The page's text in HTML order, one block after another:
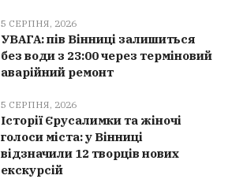
5 СЕРПНЯ, 2026
УВАГА: пів Вінниці залишиться
без води з 23:00 через терміновий
аварійний ремонт
5 СЕРПНЯ, 2026
Історії Єрусалимки та жіночі
голоси міста: у Вінниці
відзначили 12 творців нових
екскурсій